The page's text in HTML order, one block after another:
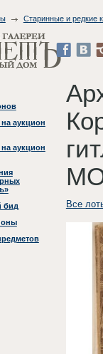
Старинные и редкие
аукцион
аукцион
бид
Все